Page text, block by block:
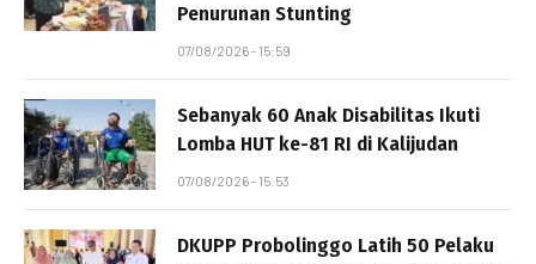
Penurunan Stunting
07/08/2026 - 15:59
Sebanyak 60 Anak Disabilitas Ikuti
Lomba HUT ke-81 RI di Kalijudan
07/08/2026 - 15:53
DKUPP Probolinggo Latih 50 Pelaku